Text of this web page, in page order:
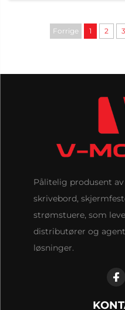
Forrige 1 2 3
Pålitelig produsent
skrivebord,
strømstuere, som
distributører og
løsninger.